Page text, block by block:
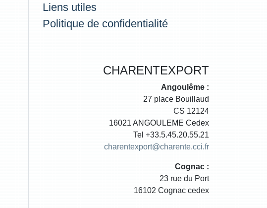
Liens utiles
Politique de confidentialité
CHARENTEXPORT
Angoulême :
27 place Bouillaud
CS 12124
16021 ANGOULEME Cedex
Tel +33.5.45.20.55.21
charentexport@charente.cci.fr
Cognac :
23 rue du Port
16102 Cognac cedex